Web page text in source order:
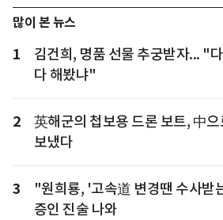
많이 본 뉴스
1
김건희, 명품 선물 추궁받자... "
다 해봤냐"
2
英해군의 첩보용 드론 보트, 中으
보냈다
3
"원희룡, '고속道 변경땐 수사받
증인 진술 나와